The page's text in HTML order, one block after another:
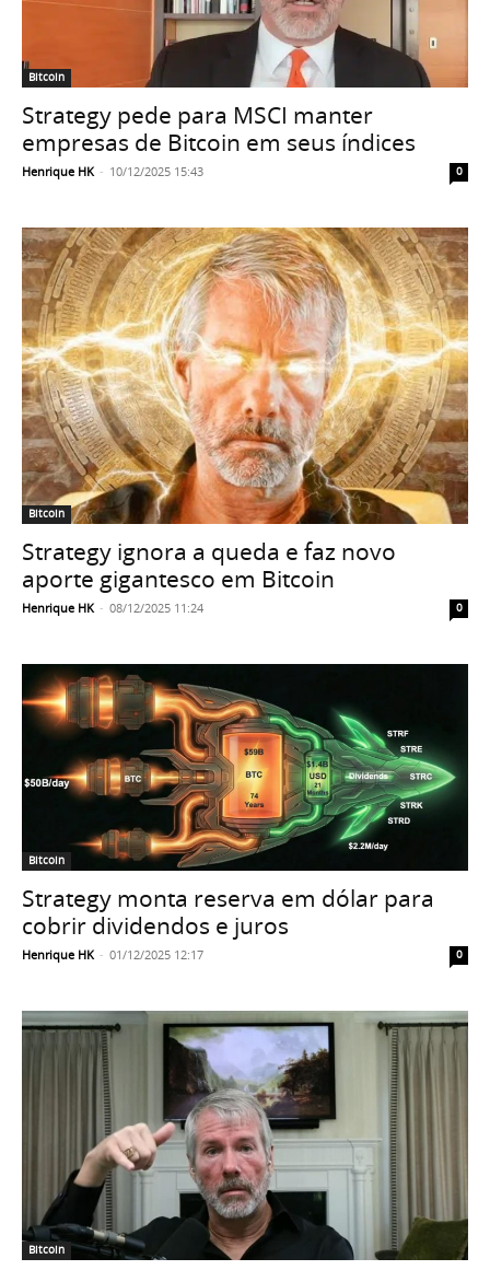
Bitcoin
Strategy pede para MSCI manter
empresas de Bitcoin em seus índices
Henrique HK - 10/12/2025 15:43 0
Bitcoin
Strategy ignora a queda e faz novo
aporte gigantesco em Bitcoin
Henrique HK - 08/12/2025 11:24 0
Bitcoin
Strategy monta reserva em dólar para
cobrir dividendos e juros
Henrique HK - 01/12/2025 12:17 0
Bitcoin